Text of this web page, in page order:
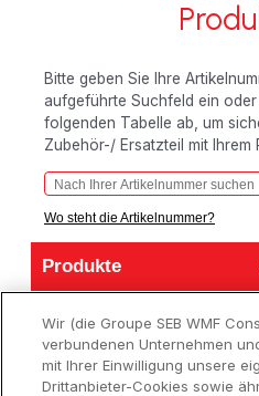
Bitte geben Sie Ihre
aufgeführte Suchfeld ein
folgenden Tabelle ab, um
Zubehör-/ Ersatzteil mit Ihrem
Wo steht die Artikelnummer?
Produkte
EXPRESS MAX
Fresh Express Max 5in1
DJ8115
Wir (die Groupe SEB WMF
verbundenen Unternehmen
mit Ihrer Einwilligung unsere
Drittanbieter-Cookies sowie